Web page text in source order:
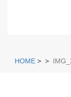
HOME > >